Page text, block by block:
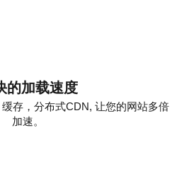
的加载速度
存，分布式CDN, 让您的网站多倍
加速。